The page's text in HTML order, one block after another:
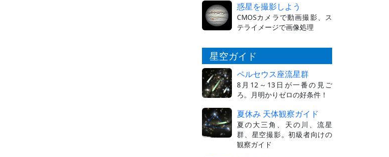
惑星を撮影しよう
CMOSカメラで動画撮影、ス
テライメージで画像処理
星空ガイド
ペルセウス座流星群
8月12～13日が一番の見ご
ろ。月明かりゼロの好条件！
夏休み 天体観察ガイド
夏の大三角、天の川、流星
群、星空撮影。初級者向けの
観察ガイド